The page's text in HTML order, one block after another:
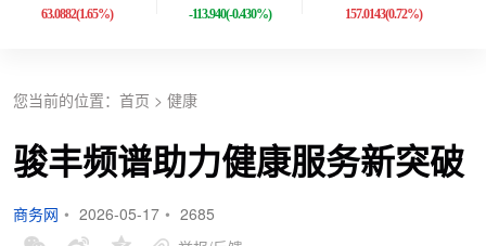
63.0882(1.65%) -113.940(-0.430%) 157.0143(0.72%)
您当前的位置： 首页 > 健康
骏丰频谱助力健康服务新突破
商务网 • 2026-05-17 • 2685